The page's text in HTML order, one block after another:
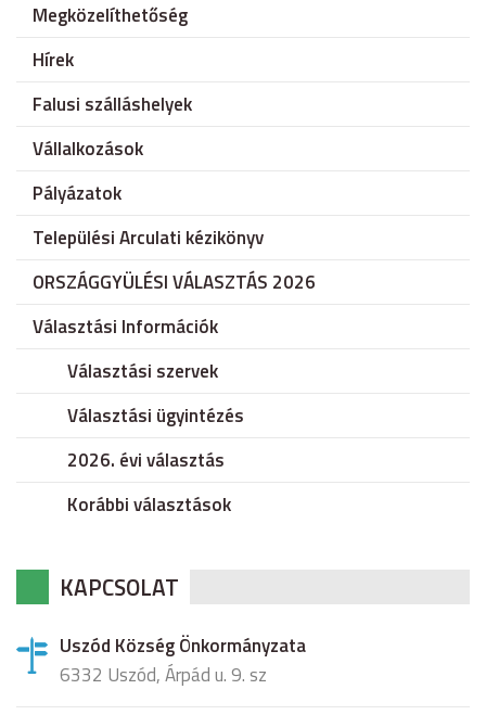
Megközelíthetőség
Hírek
Falusi szálláshelyek
Vállalkozások
Pályázatok
Települési Arculati kézikönyv
ORSZÁGGYÜLÉSI VÁLASZTÁS 2026
Választási Információk
Választási szervek
Választási ügyintézés
2026. évi választás
Korábbi választások
KAPCSOLAT
Uszód Község Önkormányzata
6332 Uszód, Árpád u. 9. sz